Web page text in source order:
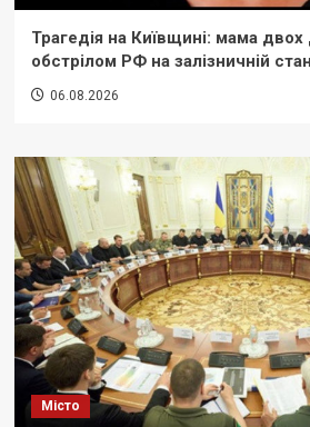
Трагедія на Київщині: мама двох
обстрілом РФ на залізничній
06.08.2026
Місто